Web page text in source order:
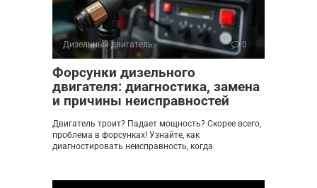
Дизельный двигатель 0
Форсунки дизельного
двигателя: диагностика, замена
и причины неисправностей
Двигатель троит? Падает мощность? Скорее всего,
проблема в форсунках! Узнайте, как
диагностировать неисправность, когда